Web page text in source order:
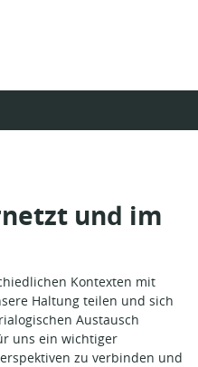
und im
Kontexten mit
Haltung teilen und sich
Austausch
uns ein wichtiger
zu verbinden und